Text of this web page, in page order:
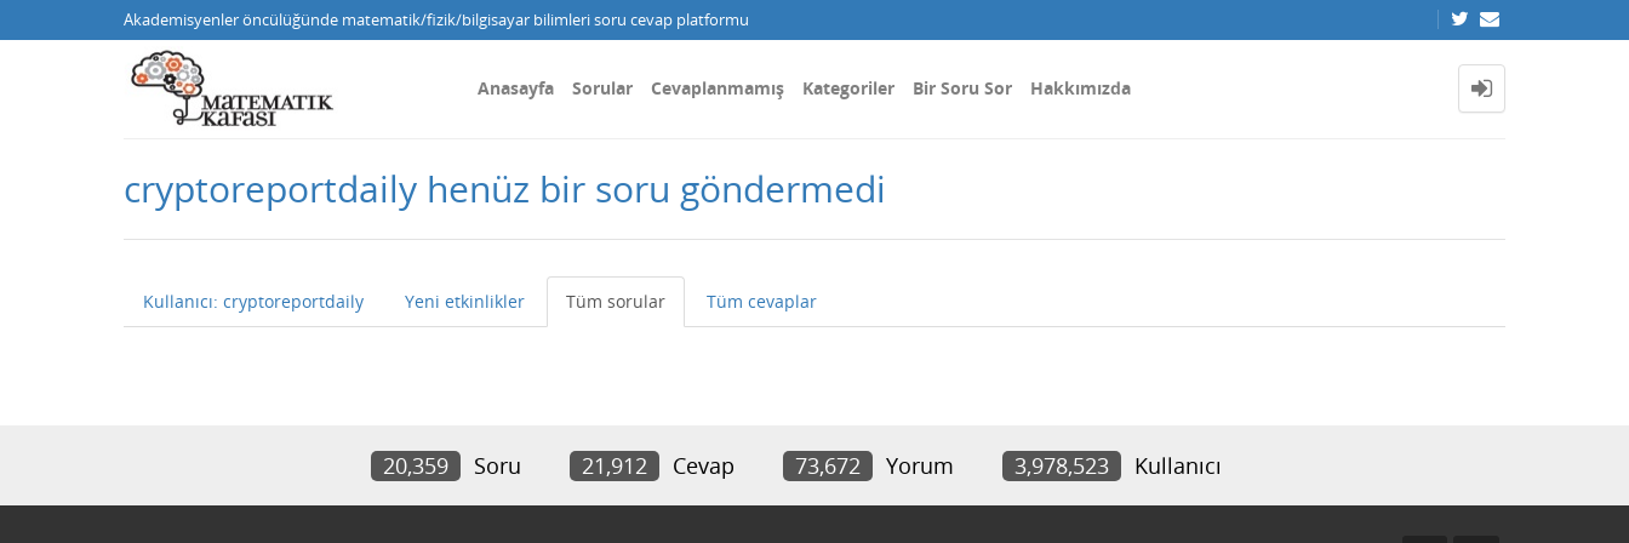
Akademisyenler öncülüğünde matematik/fizik/bilgisayar bilimleri soru cevap platformu
Anasayfa Sorular Cevaplanmamış Kategoriler Bir Soru Sor Hakkımızda
cryptoreportdaily henüz bir soru göndermedi
Kullanıcı: cryptoreportdaily Yeni etkinlikler Tüm sorular Tüm cevaplar
20,359 Soru 21,912 Cevap 73,672 Yorum 3,978,523 Kullanıcı